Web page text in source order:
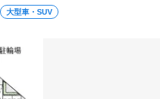
大型車・SUV